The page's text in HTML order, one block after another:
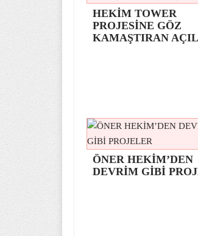
HEKİM TOWER
PROJESİNE GÖZ
KAMAŞTIRAN
ÖNER HEKİM’DEN
DEVRİM GİBİ